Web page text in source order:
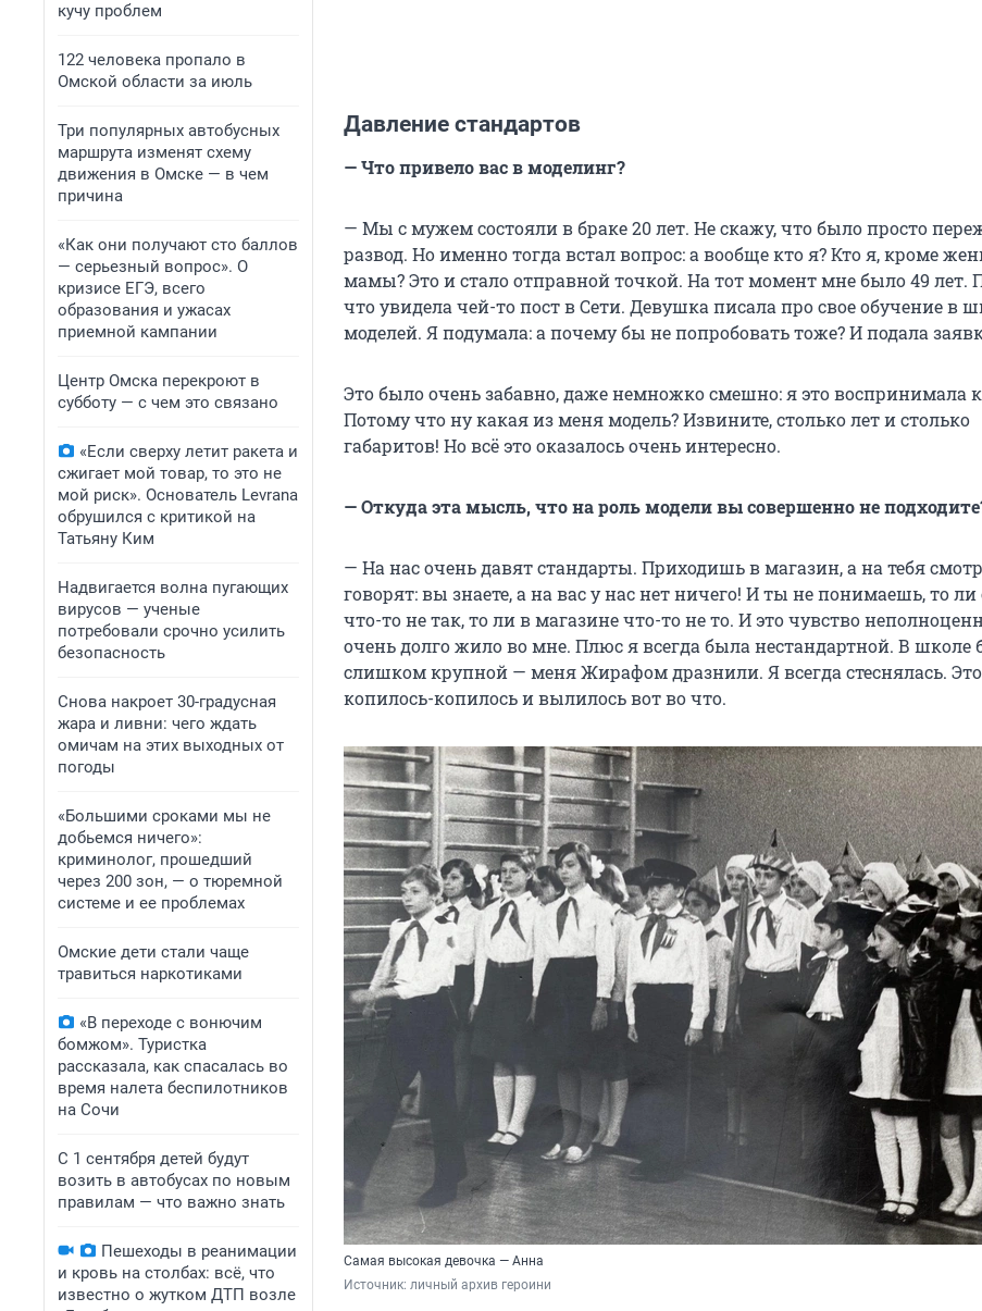
кучу проблем
122 человека пропало в
Омской области за июль
Три популярных автобусных
маршрута изменят схему
движения в Омске — в чем
причина
«Как они получают сто баллов
— серьезный вопрос». О
кризисе ЕГЭ, всего
образования и ужасах
приемной кампании
Центр Омска перекроют в
субботу — с чем это связано
«Если сверху летит ракета и
сжигает мой товар, то это не
мой риск». Основатель Levrana
обрушился с критикой на
Татьяну Ким
Надвигается волна пугающих
вирусов — ученые
потребовали срочно усилить
безопасность
Снова накроет 30-градусная
жара и ливни: чего ждать
омичам на этих выходных от
погоды
«Большими сроками мы не
добьемся ничего»:
криминолог, прошедший
через 200 зон, — о тюремной
системе и ее проблемах
Омские дети стали чаще
травиться наркотиками
«В переходе с вонючим
бомжом». Туристка
рассказала, как спасалась во
время налета беспилотников
на Сочи
С 1 сентября детей будут
возить в автобусах по новым
правилам — что важно знать
Пешеходы в реанимации
и кровь на столбах: всё, что
известно о жутком ДТП возле
Давление стандартов
— Что привело вас в моделинг?
— Мы с мужем состояли в браке 20 лет. Не скажу, что было просто
развод. Но именно тогда встал вопрос: а вообще кто я? Кто я, кроме
мамы? Это и стало отправной точкой. На тот момент мне было 49 лет.
что увидела чей-то пост в Сети. Девушка писала про свое обучение в
моделей. Я подумала: а почему бы не попробовать тоже? И подала
Это было очень забавно, даже немножко смешно: я это воспринимала
Потому что ну какая из меня модель? Извините, столько лет и столько
габаритов! Но всё это оказалось очень интересно.
— Откуда эта мысль, что на роль модели вы совершенно не
— На нас очень давят стандарты. Приходишь в магазин, а на тебя
говорят: вы знаете, а на вас у нас нет ничего! И ты не понимаешь, то ли
что-то не так, то ли в магазине что-то не то. И это чувство
очень долго жило во мне. Плюс я всегда была нестандартной. В школе
слишком крупной — меня Жирафом дразнили. Я всегда стеснялась. Это
копилось-копилось и вылилось вот во что.
Самая высокая девочка — Анна
Источник: личный архив героини